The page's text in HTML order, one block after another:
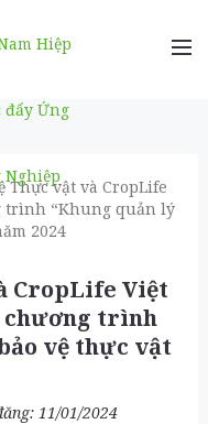
Thực vật và CropLife
trình “Khung quản lý
2024
CropLife Việt
trình
vệ thực vật
11/01/2024